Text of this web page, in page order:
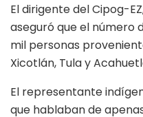
El dirigente del Cipog-
aseguró que el número
mil personas
Xicotlán, Tula y
El representante
que hablaban de